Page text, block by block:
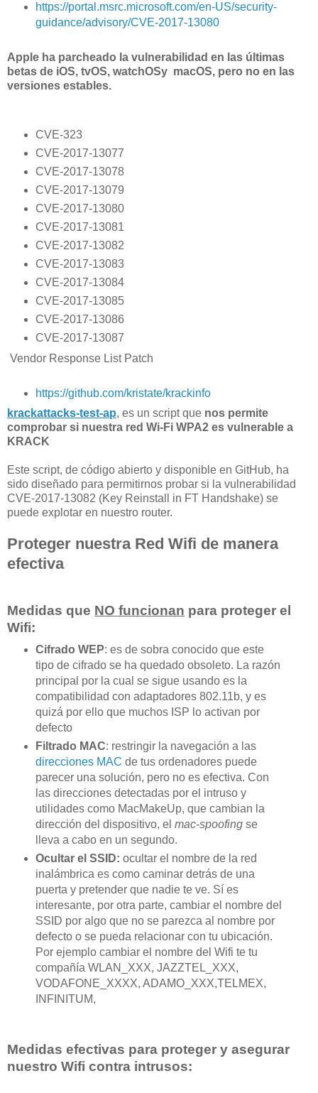
https://portal.msrc.microsoft.com/en-US/security-
guidance/advisory/CVE-2017-13080
Apple ha parcheado la vulnerabilidad en las últimas
betas de iOS, tvOS, watchOSy macOS, pero no en las
versiones estables.
CVE-323
CVE-2017-13077
CVE-2017-13078
CVE-2017-13079
CVE-2017-13080
CVE-2017-13081
CVE-2017-13082
CVE-2017-13083
CVE-2017-13084
CVE-2017-13085
CVE-2017-13086
CVE-2017-13087
Vendor Response List Patch
https://github.com/kristate/krackinfo
krackattacks-test-ap, es un script que nos permite
comprobar si nuestra red Wi-Fi WPA2 es vulnerable a
KRACK
Este script, de código abierto y disponible en GitHub, ha
sido diseñado para permitirnos probar si la vulnerabilidad
CVE-2017-13082 (Key Reinstall in FT Handshake) se
puede explotar en nuestro router.
Proteger nuestra Red Wifi de manera
efectiva
Medidas que NO funcionan para proteger el
Wifi:
Cifrado WEP: es de sobra conocido que este
tipo de cifrado se ha quedado obsoleto. La razón
principal por la cual se sigue usando es la
compatibilidad con adaptadores 802.11b, y es
quizá por ello que muchos ISP lo activan por
defecto
Filtrado MAC: restringir la navegación a las
direcciones MAC de tus ordenadores puede
parecer una solución, pero no es efectiva. Con
las direcciones detectadas por el intruso y
utilidades como MacMakeUp, que cambian la
dirección del dispositivo, el mac-spoofingse
lleva a cabo en un segundo.
Ocultar el SSID: ocultar el nombre de la red
inalámbrica es como caminar detrás de una
puerta y pretender que nadie te ve. Sí es
interesante, por otra parte, cambiar el nombre del
SSID por algo que no se parezca al nombre por
defecto o se pueda relacionar con tu ubicación.
Por ejemplo cambiar el nombre del Wifi te tu
compañía WLAN_XXX, JAZZTEL_XXX,
VODAFONE_XXXX, ADAMO_XXX,TELMEX,
INFINITUM,
Medidas efectivas para proteger y asegurar
nuestro Wifi contra intrusos: